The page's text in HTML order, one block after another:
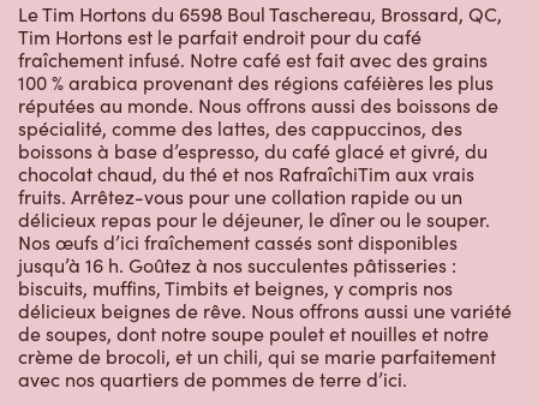
Le Tim Hortons du 6598 Boul Taschereau, Brossard, QC,
Tim Hortons est le parfait endroit pour du café
fraîchement infusé. Notre café est fait avec des grains
100 % arabica provenant des régions caféières les plus
réputées au monde. Nous offrons aussi des boissons de
spécialité, comme des lattes, des cappuccinos, des
boissons à base d’espresso, du café glacé et givré, du
chocolat chaud, du thé et nos RafraîchiTim aux vrais
fruits. Arrêtez-vous pour une collation rapide ou un
délicieux repas pour le déjeuner, le dîner ou le souper.
Nos œufs d’ici fraîchement cassés sont disponibles
jusqu’à 16 h. Goûtez à nos succulentes pâtisseries :
biscuits, muffins, Timbits et beignes, y compris nos
délicieux beignes de rêve. Nous offrons aussi une variété
de soupes, dont notre soupe poulet et nouilles et notre
crème de brocoli, et un chili, qui se marie parfaitement
avec nos quartiers de pommes de terre d’ici.